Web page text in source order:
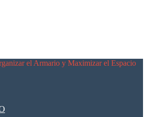
el Armario y Maximizar el Espacio